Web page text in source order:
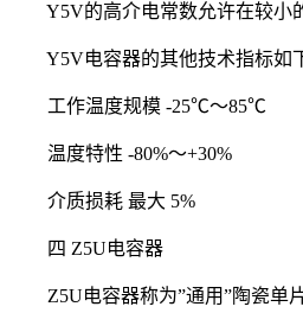
Y5V的高介电常数允许在较小的
Y5V电容器的其他技术指标如
工作温度规模 -25℃～85℃
温度特性 -80%～+30%
介质损耗 最大 5%
四 Z5U电容器
Z5U电容器称为”通用”陶瓷单片